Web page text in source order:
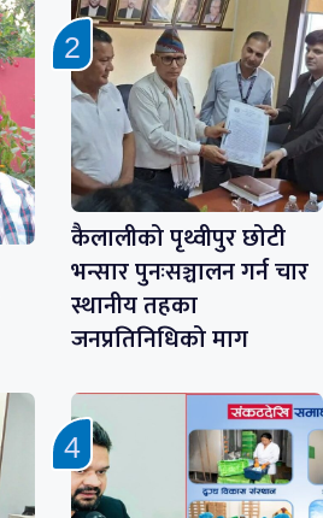
कैलालीको पृथ्वीपुर छोटी
भन्सार पुनःसञ्चालन गर्न चार
स्थानीय तहका
जनप्रतिनिधिको माग